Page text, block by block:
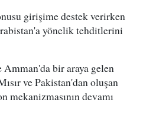
girişime destek verirken
yönelik tehditlerini
Amman'da bir araya gelen
ve Pakistan'dan oluşan
mekanizmasının devamı